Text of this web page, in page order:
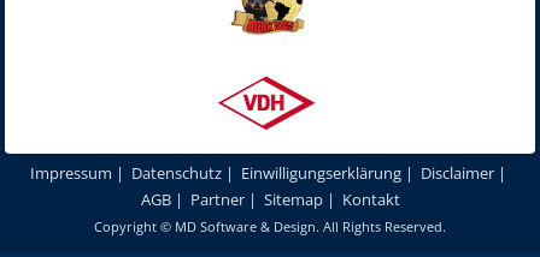
Impressum | Datenschutz | Einwilligungserklärung | Disclaimer |
AGB| Partner| Sitemap| Kontakt
Copyright © MD Software & Design. All Rights Reserved.